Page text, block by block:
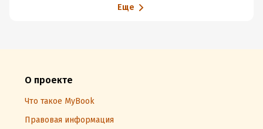
Бороды
Еще
О проекте
Что такое MyBook
Правовая информация